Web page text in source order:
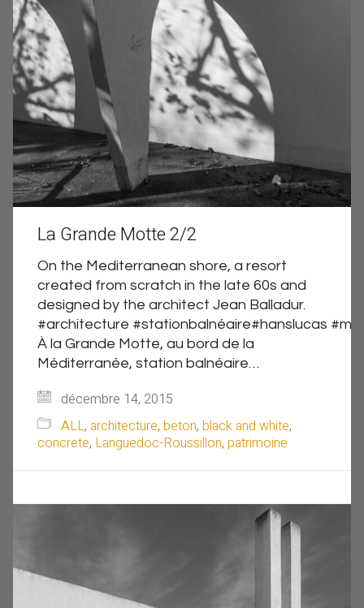
La Grande Motte 2/2
On the Mediterranean shore, a resort
created from scratch in the late 60s and
designed by the architect Jean Balladur.
#architecture #stationbalnéaire#hanslucas
À la Grande Motte, au bord de la
Méditerranée, station balnéaire…
décembre 14, 2015
ALL, architecture, beton, black and white,
concrete, Languedoc-Roussillon, patrimoine